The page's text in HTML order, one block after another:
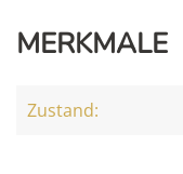
MERKMALE
Zustand: